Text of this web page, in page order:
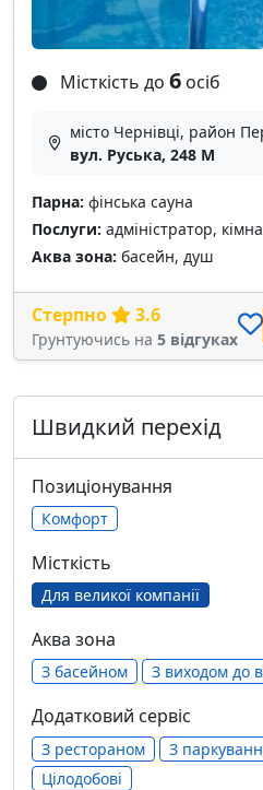
Місткість до 6 осіб
місто Чернівці, район
вул. Руська, 248 М
Парна: фінська сауна
Послуги: адміністратор,
Аква зона: басейн, душ
Стерпно 3.6
Грунтуючись на 5 відгуках
Швидкий перехід
Позиціонування
Комфорт
Місткість
Для великої компанії
Аква зона
З басейном З виходом до
Додатковий сервіс
З рестораном З
Цілодобові